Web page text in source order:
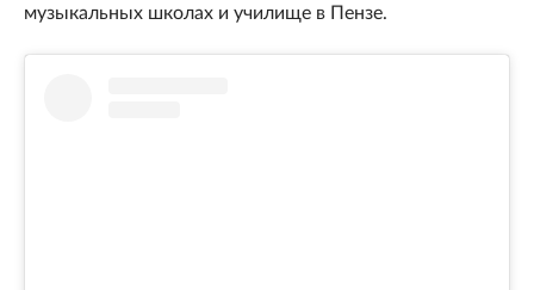
музыкальных школах и училище в Пензе.